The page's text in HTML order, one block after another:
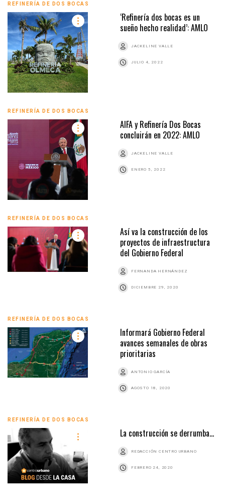
REFINERÍA DE DOS BOCAS
‘Refinería dos bocas es un
sueño hecho realidad’: AMLO
JACKELINE VALLE
JULIO 4, 2022
REFINERÍA DE DOS BOCAS
AIFA y Refinería Dos Bocas
concluirán en 2022: AMLO
JACKELINE VALLE
ENERO 5, 2022
REFINERÍA DE DOS BOCAS
Así va la construcción de los
proyectos de infraestructura
del Gobierno Federal
FERNANDA HERNÁNDEZ
DICIEMBRE 29, 2020
REFINERÍA DE DOS BOCAS
Informará Gobierno Federal
avances semanales de obras
prioritarias
ANTONIO GARCÍA
AGOSTO 18, 2020
REFINERÍA DE DOS BOCAS
La construcción se derrumba…
REDACCIÓN CENTRO URBANO
FEBRERO 24, 2020